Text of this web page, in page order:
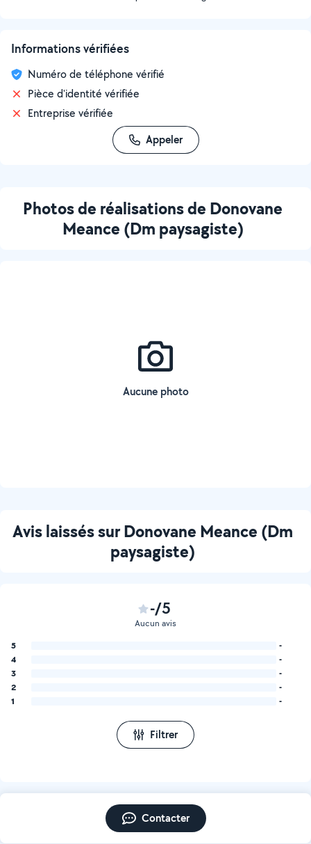
Informations vérifiées
Numéro de téléphone vérifié
Pièce d'identité vérifiée
Entreprise vérifiée
Appeler
Photos de réalisations de Donovane
Meance (Dm paysagiste)
Aucune photo
Avis laissés sur Donovane Meance (Dm
paysagiste)
-/5
Aucun avis
5
-
4
-
3
-
2
-
1
-
Filtrer
Contacter